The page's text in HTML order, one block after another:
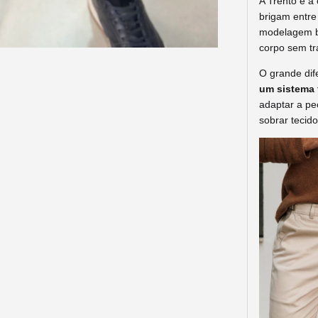
brigam
modelagem
corpo sem
O grande
um
adaptar a
sobrar